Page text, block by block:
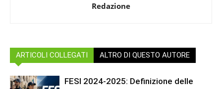
Redazione
ARTICOLI COLLEGATI ALTRO DI QUESTO AUTORE
FESI 2024-2025: Definizione delle